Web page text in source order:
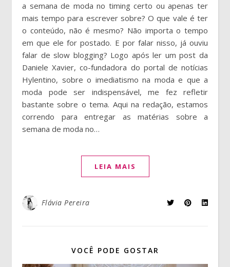
a semana de moda no timing certo ou apenas ter
mais tempo para escrever sobre? O que vale é ter
o conteúdo, não é mesmo? Não importa o tempo
em que ele for postado. E por falar nisso, já ouviu
falar de slow blogging? Logo após ler um post da
Daniele Xavier, co-fundadora do portal de notícias
Hylentino, sobre o imediatismo na moda e que a
moda pode ser indispensável, me fez refletir
bastante sobre o tema. Aqui na redação, estamos
correndo para entregar as matérias sobre a
semana de moda no…
LEIA MAIS
Flávia Pereira
VOCÊ PODE GOSTAR